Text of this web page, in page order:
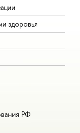
здоровья
РФ